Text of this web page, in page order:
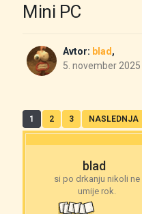
Mini PC
Avtor: blad,
5. november 2025
1 2 3 NASLEDNJA
blad
si po drkanju nikoli ne
umije rok.